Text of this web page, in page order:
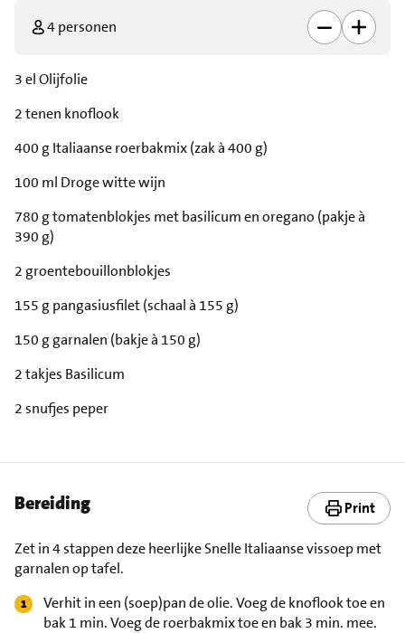
4 personen
3 el Olijfolie
2 tenen knoflook
400 g Italiaanse roerbakmix (zak à 400 g)
100 ml Droge witte wijn
780 g tomatenblokjes met basilicum en oregano (pakje à
390 g)
2 groentebouillonblokjes
155 g pangasiusfilet (schaal à 155 g)
150 g garnalen (bakje à 150 g)
2 takjes Basilicum
2 snufjes peper
Bereiding Print
Zet in 4 stappen deze heerlijke Snelle Italiaanse vissoep met
garnalen op tafel.
Verhit in een (soep)pan de olie. Voeg de knoflook toe en
bak 1 min. Voeg de roerbakmix toe en bak 3 min. mee.